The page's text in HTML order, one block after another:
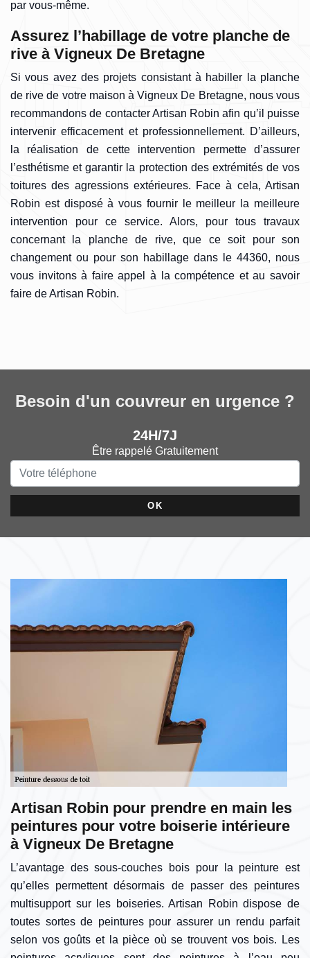
par vous-même.
Assurez l’habillage de votre planche de
rive à Vigneux De Bretagne
Si vous avez des projets consistant à habiller la planche
de rive de votre maison à Vigneux De Bretagne, nous vous
recommandons de contacter Artisan Robin afin qu’il puisse
intervenir efficacement et professionnellement. D’ailleurs,
la réalisation de cette intervention permette d’assurer
l’esthétisme et garantir la protection des extrémités de vos
toitures des agressions extérieures. Face à cela, Artisan
Robin est disposé à vous fournir le meilleur la meilleure
intervention pour ce service. Alors, pour tous travaux
concernant la planche de rive, que ce soit pour son
changement ou pour son habillage dans le 44360, nous
vous invitons à faire appel à la compétence et au savoir
faire de Artisan Robin.
Besoin d'un couvreur en urgence ?
24H/7J
Être rappelé Gratuitement
Artisan Robin pour prendre en main les
peintures pour votre boiserie intérieure
à Vigneux De Bretagne
L’avantage des sous-couches bois pour la peinture est
qu’elles permettent désormais de passer des peintures
multisupport sur les boiseries. Artisan Robin dispose de
toutes sortes de peintures pour assurer un rendu parfait
selon vos goûts et la pièce où se trouvent vos bois. Les